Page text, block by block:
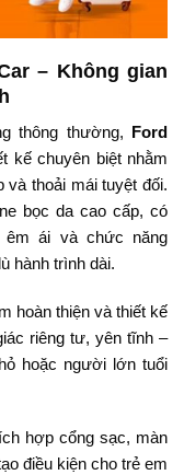
– Không gian
thông thường, Ford
kế chuyên biệt nhằm
và thoải mái tuyệt đối.
bọc da cao cấp, có
êm ái và chức năng
hành trình dài.
hoàn thiện và thiết kế
riêng tư, yên tĩnh –
hoặc người lớn tuổi
hợp cổng sạc, màn
điều kiện cho trẻ em